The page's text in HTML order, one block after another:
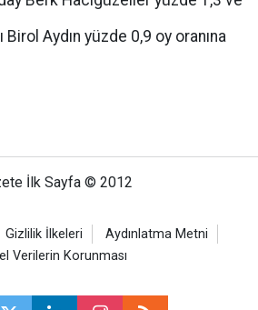
Aydın yüzde 0,9 oy oranına
İlk Sayfa © 2012
Gizlilik İlkeleri
Aydınlatma Metni
Verilerin Korunması